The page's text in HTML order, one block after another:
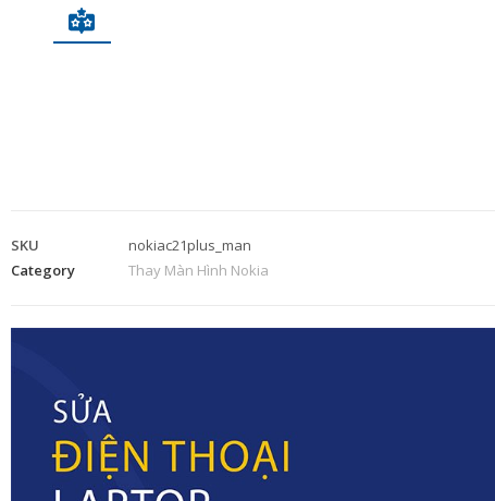
SKU
nokiac21plus_man
Category
Thay Màn Hình Nokia